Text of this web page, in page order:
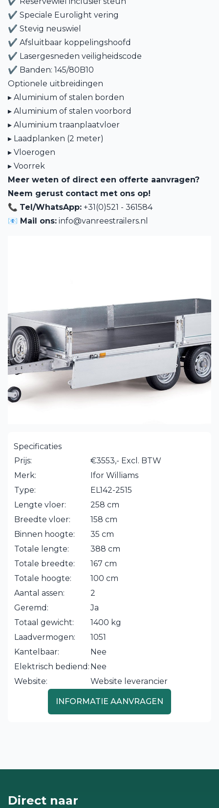
✔ Speciale Eurolight vering
✔ Stevig neuswiel
✔ Afsluitbaar koppelingshoofd
✔ Lasergesneden veiligheidscode
✔ Banden: 145/80B10
Optionele uitbreidingen
▸ Aluminium of stalen borden
▸ Aluminium of stalen voorbord
▸ Aluminium traanplaatvloer
▸ Laadplanken (2 meter)
▸ Vloerogen
▸ Voorrek
Meer weten of direct een offerte aanvragen?
Neem gerust contact met ons op!
📞 Tel/WhatsApp: +31(0)521 - 361584
📧 Mail ons: info@vanreestrailers.nl
Specificaties
Prijs:
€3553,- Excl. BTW
Merk:
Ifor Williams
Type:
EL142-2515
Lengte vloer:
258 cm
Breedte vloer:
158 cm
Binnen hoogte:
35 cm
Totale lengte:
388 cm
Totale breedte:
167 cm
Totale hoogte:
100 cm
Aantal assen:
2
Geremd:
Ja
Totaal gewicht:
1400 kg
Laadvermogen:
1051
Kantelbaar:
Nee
Elektrisch bediend: Nee
Website:
Website leverancier
INFORMATIE AANVRAGEN
Direct naar